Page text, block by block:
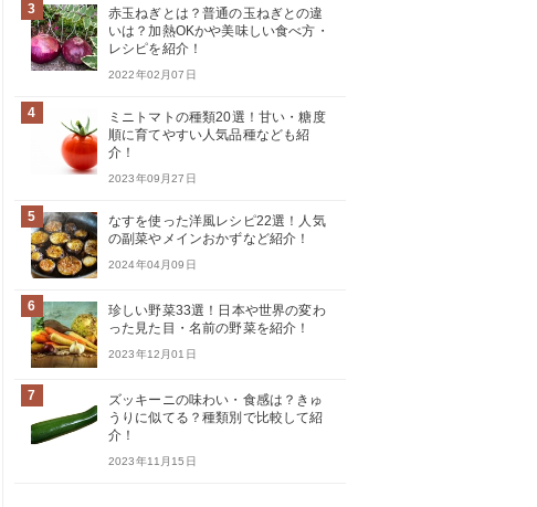
3
赤玉ねぎとは？普通の玉ねぎとの違
いは？加熱OKかや美味しい食べ方・
レシピを紹介！
2022年02月07日
4
ミニトマトの種類20選！甘い・糖度
順に育てやすい人気品種なども紹
介！
2023年09月27日
5
なすを使った洋風レシピ22選！人気
の副菜やメインおかずなど紹介！
2024年04月09日
6
珍しい野菜33選！日本や世界の変わ
った見た目・名前の野菜を紹介！
2023年12月01日
7
ズッキーニの味わい・食感は？きゅ
うりに似てる？種類別で比較して紹
介！
2023年11月15日